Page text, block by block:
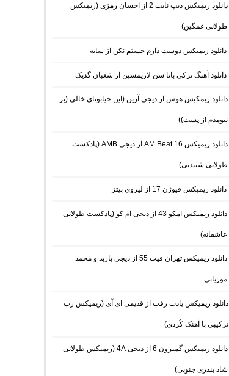
دانلود ریمیکس دیپ نایت 2 از احسان رمزی (ریمیکس
طولانی غمگین)
دانلود ریمیکس دوست دارم خستم نکن از سایه
دانلود آهنگ ترکی بانا سن لازیمسین از شعبان گدیک
دانلود ریمکیس هوس از دیجی آرین (این خیابونای خالی (بر
نیومدم از پست))
دانلود ریمیکس AM Beat 16 از دیجی AMB (پادکست
طولانی شنیدنی)
دانلود ریمیکس فیوژن 17 از لیروی بیتز
دانلود ریمیکس امکو 43 از دیجی ام کو (پادکست طولانی
عاشقانه)
دانلود ریمیکس تهران فیت 55 از دیجی باربد و محمد
موریانی
دانلود ریمیکس یادت رفت از قدیمی ای آی (ریمیکس رپ
ترکیبی با آهنک کُردی)
دانلود ریمیکس گمبرون 6 از دیجی 4A (ریمیکس طولانی
شاد بندری جنوبی)